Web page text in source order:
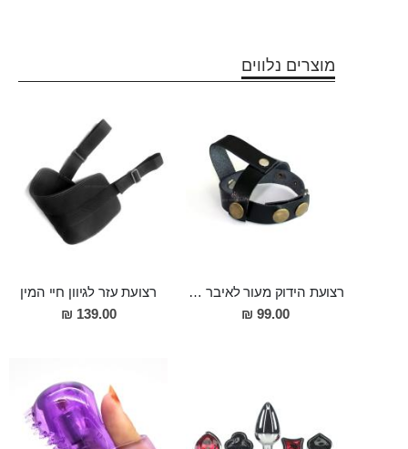
מוצרים נלווים
רצועת הידוק מעור לאיבר המין ולאשכים למשגל ארוך ומסעיר ולזיקפה חזקה ומענגת
99.00 ₪
רצועת עזר לגיוון חיי המין
139.00 ₪